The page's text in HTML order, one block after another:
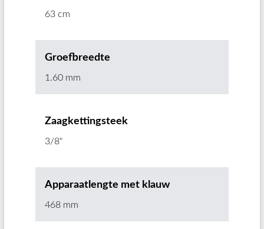
63 cm
Groefbreedte
1.60 mm
Zaagkettingsteek
3/8"
Apparaatlengte met klauw
468 mm